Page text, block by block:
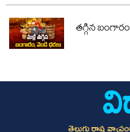
తగ్గిన
తెలుగు రాష్ట్ర